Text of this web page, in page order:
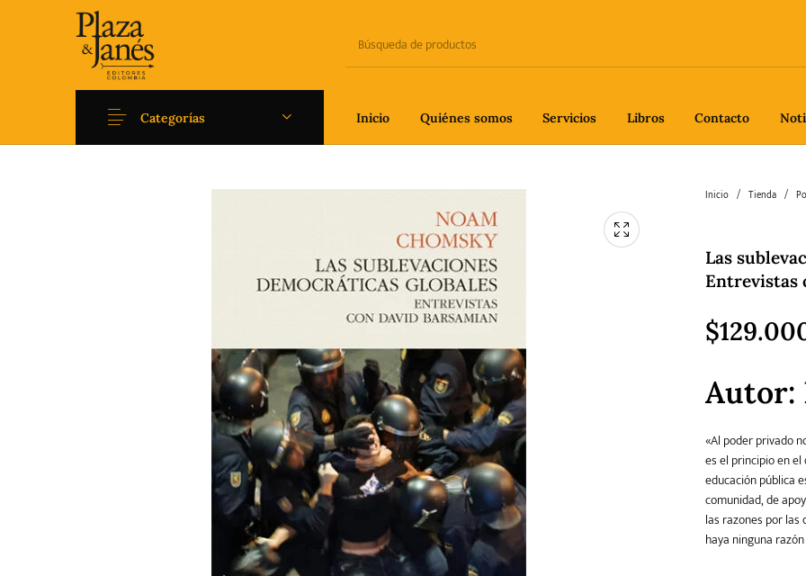
Inicio Quiénes somos Servicios Libros Contacto
Categorías
Filosofía Gastronomía
Literatura universal y
Clásicos
Pedagogía Poesía
Teatro Young Adult
Inicio / Tienda /
Las
Entrevistas
$
Autor:
«Al poder privado
es el principio en el
educación pública
comunidad, de
las razones por
haya ninguna